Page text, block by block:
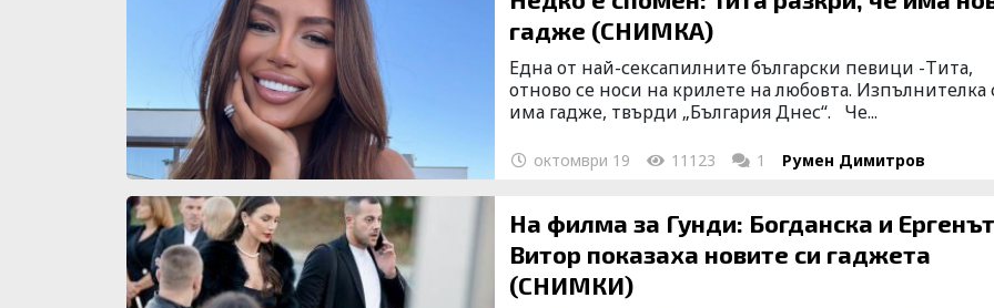
гадже (СНИМКА)
Една от най-сексапилните български певици -Тита,
отново се носи на крилете на любовта. Изпълнителка
има гадже, твърди „България Днес“. Че...
октомври 19 11123 1 Румен Димитров
На филма за Гунди: Богданска и Ергенът
Витор показаха новите си гаджета
(СНИМКИ)